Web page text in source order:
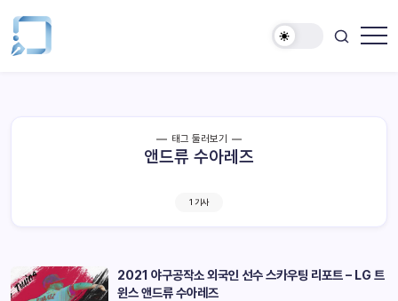
태그 둘러보기
앤드류 수아레즈
1 기사
2021 야구공작소 외국인 선수 스카우팅 리포트 – LG 트
윈스 앤드류 수아레즈